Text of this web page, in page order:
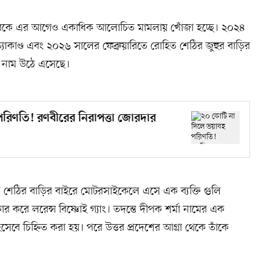
এর আগেও একাধিক আলোচিত মামলায় খোঁজা হচ্ছে। ২০২৪
এবং ২০২৬ সালের ফেব্রুয়ারিতে রোহিত শেঠির জুহুর বাড়ির
উঠে এসেছে।
রণবীরের নিরাপত্তা জোরদার
বাড়ির বাইরে মোটরসাইকেলে এসে এক ব্যক্তি গুলি
করে লরেন্স বিষ্ণোই গ্যাং। তদন্তে দীপক শর্মা নামের এক
চিহ্নিত করা হয়। পরে উত্তর প্রদেশের আগ্রা থেকে তাঁকে